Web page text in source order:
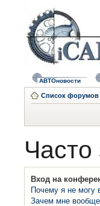
АВТОновости
Список форумов
Вход на
Почему я не могу
Зачем мне вообще